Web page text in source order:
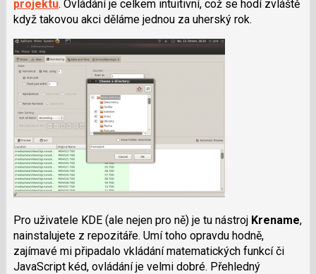
projektu. Ovládání je celkem intuitivní, což se hodí zvláště
když takovou akci děláme jednou za uherský rok.
Pro uživatele KDE (ale nejen pro ně) je tu nástroj Krename,
nainstalujete z repozitáře. Umí toho opravdu hodně,
zajímavé mi připadalo vkládání matematických funkcí či
JavaScript kéd, ovládání je velmi dobré. Přehledný